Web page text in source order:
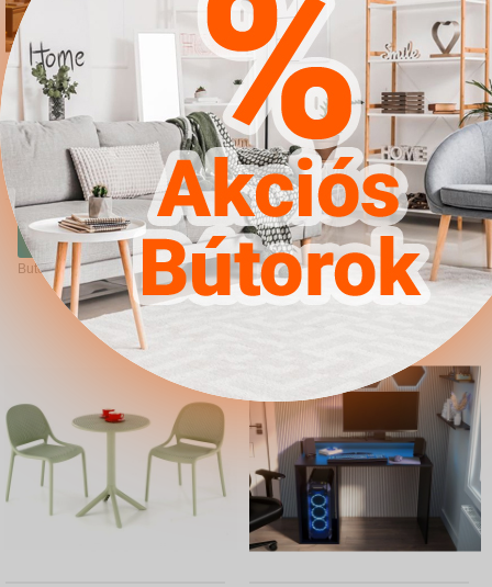
Bútorkészlet Fresno
AB111
4.567Ft
Ugrás a
boltba
Részletek
Butor1.hu
Ifjúsági szoba készlet
Omaha E118 (Fehér
Sárga)
4.567Ft
Ugrás a
boltba
Részletek
Butor1.hu